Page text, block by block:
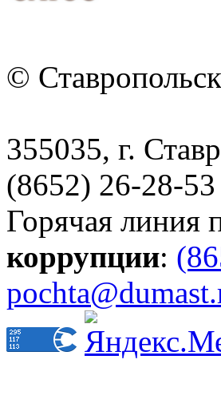
©
355035, г.
(8652) 26-28-53
Горячая линия
коррупции: